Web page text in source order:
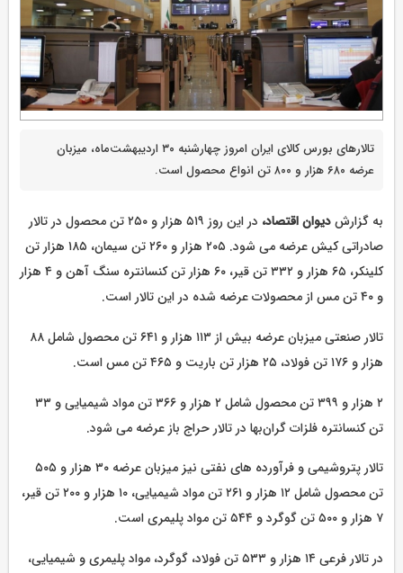
تالارهای بورس کالای ایران امروز چهارشنبه ۳۰ اردیبهشت‌ماه، میزبان
عرضه ۶۸۰ هزار و ۸۰۰ تن انواع محصول است.
به گزارشدیوان اقتصاد،
در این روز ۵۱۹ هزار و ۲۵۰ تن محصول در تالار
صادراتی کیش عرضه می شود. ۲۰۵ هزار و ۲۶۰ تن سیمان، ۱۸۵ هزار تن
کلینکر، ۶۵ هزار و ۳۳۲ تن قیر، ۶۰ هزار تن کنسانتره سنگ آهن و ۴ هزار
و ۴۰ تن مس از محصولات عرضه شده در این تالار است.
تالار صنعتی میزبان عرضه بیش از ۱۱۳ هزار و ۶۴۱ تن محصول شامل ۸۸
هزار و ۱۷۶ تن فولاد، ۲۵ هزار تن باریت و ۴۶۵ تن مس است.
۲ هزار و ۳۹۹ تن محصول شامل ۲ هزار و ۳۶۶ تن مواد شیمیایی و ۳۳
تن کنسانتره فلزات گران‌بها در تالار حراج باز عرضه می شود.
تالار پتروشیمی و فرآورده های نفتی نیز میزبان عرضه ۳۰ هزار و ۵۰۵
تن محصول شامل ۱۲ هزار و ۲۶۱ تن مواد شیمیایی، ۱۰ هزار و ۲۰۰ تن قیر،
۷ هزار و ۵۰۰ تن گوگرد و ۵۴۴ تن مواد پلیمری است.
در تالار فرعی ۱۴ هزار و ۵۳۳ تن فولاد، گوگرد، مواد پلیمری و شیمیایی،